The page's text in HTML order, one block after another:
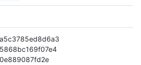
a5c3785ed8d6a3
5868bc169f07e4
0e889087fd2e